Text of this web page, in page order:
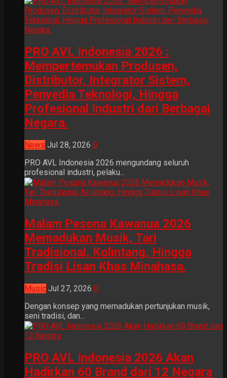
PRO AVL Indonesia 2026 :
Mempertemukan Produsen,
Distributor, Integrator Sistem,
Penyedia Teknologi, Hingga
Profesional Industri dari Berbagai
Negara.
News Jul 28, 2026 0
PRO AVL Indonesia 2026 mengundang seluruh
profesional industri, pelaku...
Malam Pesona Kawanua 2026
Memadukan Musik, Tari
Tradisional, Kolintang, Hingga
Tradisi Lisan Khas Minahasa.
Music Jul 27, 2026 0
Dengan konsep yang memadukan pertunjukan musik,
seni tradisi, dan...
PRO AVL Indonesia 2026 Akan
Hadirkan 60 Brand dari 12 Negara